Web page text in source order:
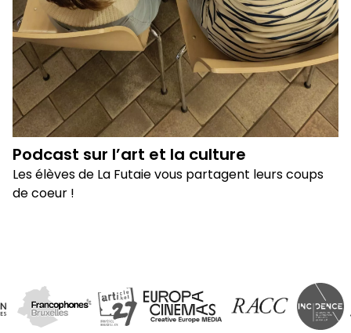
Podcast sur l’art et la culture
Les élèves de La Futaie vous partagent leurs coups
de coeur !